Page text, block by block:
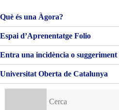
Què és una Àgora?
Espai d’Aprenentatge Folio
Entra una incidència o suggeriment
Universitat Oberta de Catalunya